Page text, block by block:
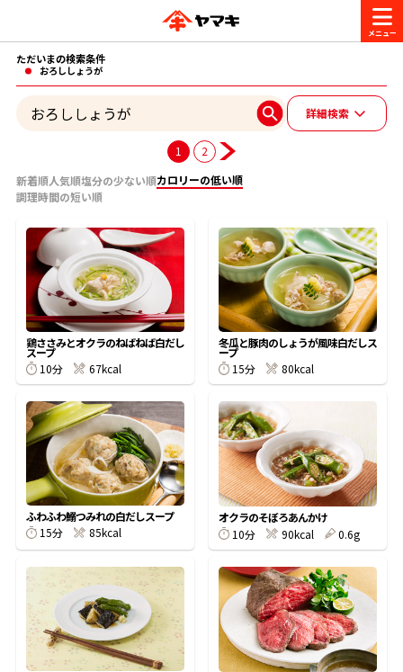
商品情報
ヤマキ『めんつゆ』 ヤマキ 割烹白だし
旨さ、別格。だし屋の鍋 韓福善シリーズ
レシピ
おいしいレシピを探す
おいしいレシピトップ
主食レシピ
主菜レシピ
汁物レシピ
時短レシピ
おいしいレシピを商品から探す
かつお節レシピ
めんつゆレシピ
かつお節・だしを楽しむ
かつお節・だしを知る
だしの取り方
かつお節の削り方
かつお節・だしをもっと知る
ヤマキ かつお節プラス®
かつお節・だしを楽しむ
だしコミュ
CM・キャンペーン
キャンペーン一覧
企業・採用情報
企業情報
- 百年対話
- ヤマキ かつお節プラス®
採用情報
- ジョブリターン制
お問い合わせ
ヤマキお客様相談室
オンラインショップ
コミュニティサイト
Global
ただいまの検索条件
おろししょうが
詳細検索
1
2
新着順人気順塩分の少ない順カロリーの低い順
調理時間の短い順
鶏ささみとオクラのねばねば白だし
スープ
10分
67kcal
冬瓜と豚肉のしょうが風味白だしス
ープ
15分
80kcal
ふわふわ鰯つみれの白だしスープ
15分
85kcal
オクラのそぼろあんかけ
10分
90kcal 0.6g